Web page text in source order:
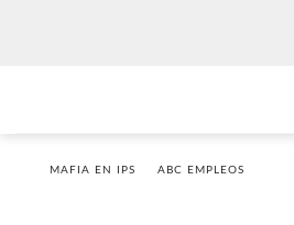
MAFIA EN IPS ABC EMPLEOS